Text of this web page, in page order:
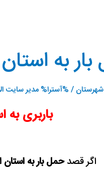
به
/ %آسترا%مدیر سایت
باربری به
اگر قصدحمل بار به